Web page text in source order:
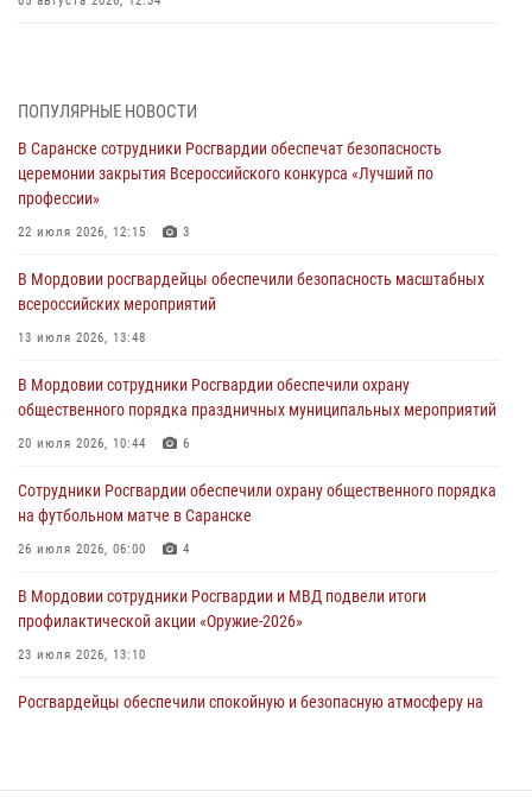
05 августа 2026, 09:04 4
Помощь из Мордовии защитникам Отечества: центр лицензионно-
разрешительной работы передал очередную партию вооружения в
зону СВО
04 августа 2026, 11:13
Сотрудники Росгвардии Мордовии стали призерами
республиканских соревнований по служебному шестиборью
04 августа 2026, 08:27
В Саранске росгвардейцы пресекли нарушение правопорядка:
«отдых» на лавочке закончился в отделе полиции
04 августа 2026, 07:06
В Саранске сотрудники Росгвардии задержали гражданина за
нанесение побоев
03 августа 2026, 08:58
ПОПУЛЯРНЫЕ НОВОСТИ
В Саранске сотрудники Росгвардии обеспечат безопасность
церемонии закрытия Всероссийского конкурса «Лучший по
профессии»
22 июля 2026, 12:15 3
В Мордовии росгвардейцы обеспечили безопасность масштабных
всероссийских мероприятий
13 июля 2026, 13:48
В Мордовии сотрудники Росгвардии обеспечили охрану
общественного порядка праздничных муниципальных мероприятий
20 июля 2026, 10:44 6
Сотрудники Росгвардии обеспечили охрану общественного порядка
на футбольном матче в Саранске
26 июля 2026, 06:00 4
В Мордовии сотрудники Росгвардии и МВД подвели итоги
профилактической акции «Оружие‑2026»
23 июля 2026, 13:10
Росгвардейцы обеспечили спокойную и безопасную атмосферу на